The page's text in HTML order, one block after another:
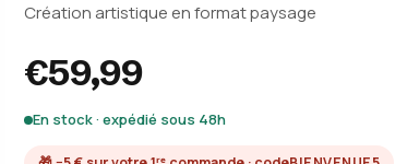
Création artistique en format paysage
€59,99
En stock · expédié sous 48h